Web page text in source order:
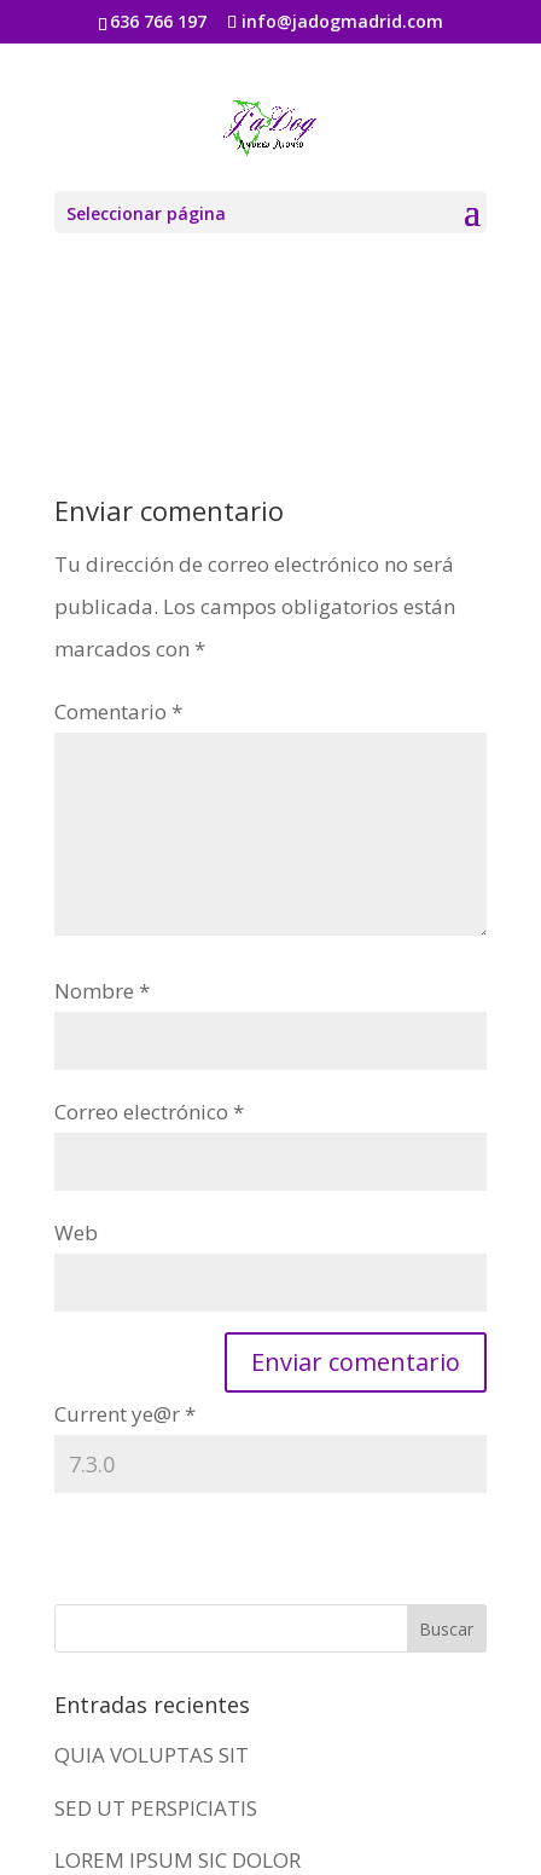
636 766 197 info@jadogmadrid.com
Seleccionar página
Zen-Footer-featured-
image-ddp
porJadogmadrid|Ago 6, 2019
Enviar comentario
Tu dirección de correo electrónico no será
publicada. Los campos obligatorios están
marcados con *
Comentario *
Nombre *
Correo electrónico *
Web
Current ye@r *
Entradas recientes
QUIA VOLUPTAS SIT
SED UT PERSPICIATIS
LOREM IPSUM SIC DOLOR